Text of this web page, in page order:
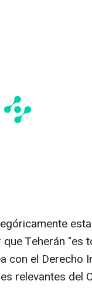
Teherán "es
con el Derecho
relevantes del